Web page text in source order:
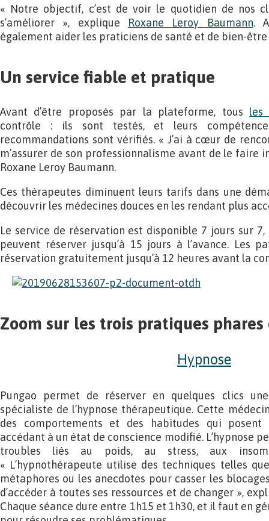
« Notre objectif, c’est de voir le quotidien de nos
s’améliorer », explique Roxane Leroy Baumann.
également aider les praticiens de santé et de bien-
Un service fiable et pratique
Avant d’être proposés par la plateforme, tous les
contrôle : ils sont testés, et leurs
recommandations sont vérifiés. « J’ai à cœur de
m’assurer de son professionnalisme avant de le faire
Roxane Leroy Baumann.
Ces thérapeutes diminuent leurs tarifs dans une
découvrir les médecines douces en les rendant plus
Le service de réservation est disponible 7 jours sur 7,
peuvent réserver jusqu’à 15 jours à l’avance. Les
réservation gratuitement jusqu’à 12 heures avant la
Zoom sur les trois pratiques phares
Hypnose
Pungao permet de réserver en quelques clics
spécialiste de l’hypnose thérapeutique. Cette
des comportements et des habitudes qui
accédant à un état de conscience modifié. L’hypnose
troubles liés au poids, au stress, aux
« L’hypnothérapeute utilise des techniques telles
métaphores ou les anecdotes pour casser les
d’accéder à toutes ses ressources et de changer »,
Chaque séance dure entre 1h15 et 1h30, et il faut en